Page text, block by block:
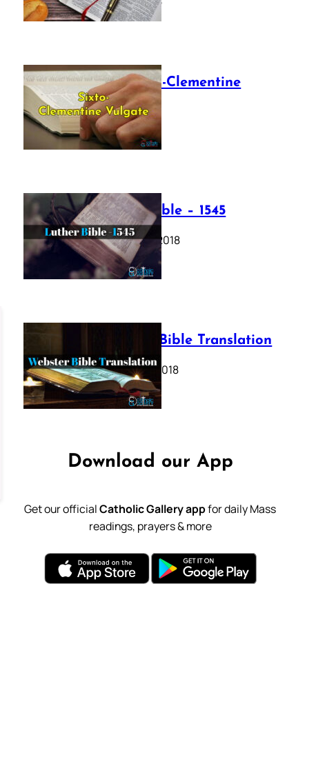
The Sixto-Clementine
Vulgate
July 12, 2025
Luther Bible – 1545
October 17, 2018
Webster Bible Translation
October 11, 2018
Download our App
Get our officialCatholic Gallery appfor daily Mass
readings, prayers & more